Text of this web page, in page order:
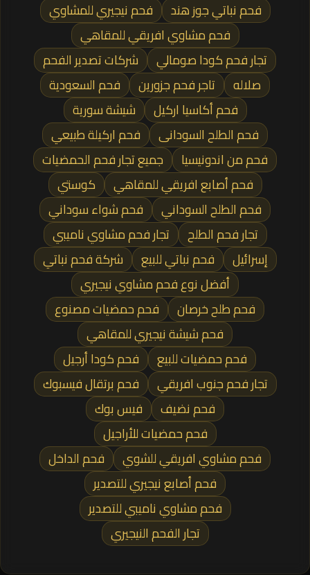
فحم نباتي جوز هند
فحم نيجيري للمشاوي
فحم مشاوي افريقي للمقاهي
تجار فحم كودا صومالي
شركات تصدير الفحم
صلاله
تاجر فحم جزورين
فحم السعودية
فحم أكاسيا اركيل
شيشة سورية
فحم الطلح السودانى
فحم اركيلة طبيعي
فحم من اندونيسيا
جميع تجار فحم الحمضيات
فحم أصابع افريقي للمقاهي
كوستي
فحم الطلح السوداني
فحم شواء سوداني
تجار فحم الطلح
تجار فحم مشاوي ناميبي
إسرائيل
فحم نباتي للبيع
شركة فحم نباتي
أفضل نوع فحم مشاوي نيجيري
فحم طلح خرصان
فحم حمضيات مصنوع
فحم شيشة نيجيري للمقاهي
فحم حمضيات للبيع
فحم كودا أرجيل
تجار فحم جنوب افريقي
فحم برتقال فيسبوك
فحم نضيف
فيس بوك
فحم حمضيات للأراجيل
فحم مشاوي افريقي للشوي
فحم الداخل
فحم أصابع نيجيري للتصدير
فحم مشاوي ناميبي للتصدير
تجار الفحم النيجيري